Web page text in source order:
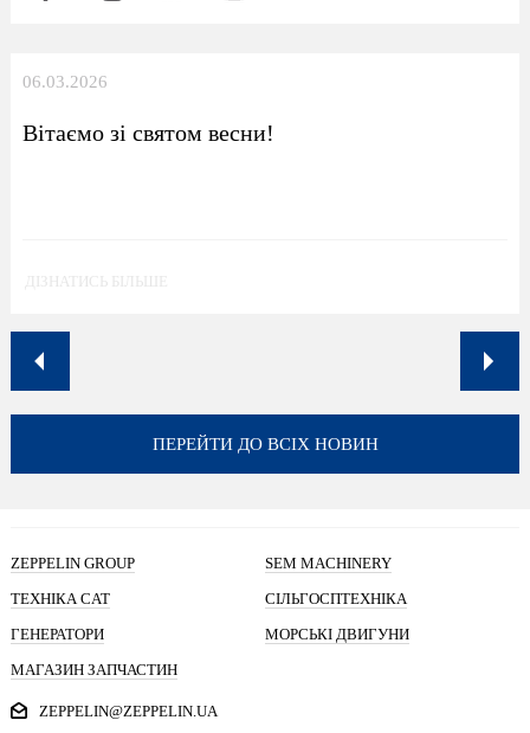
06.03.2026
Вітаємо зі святом весни!
ДІЗНАТИСЬ БІЛЬШЕ
ПЕРЕЙТИ ДО ВСІХ НОВИН
ZEPPELIN GROUP
SEM MACHINERY
ТЕХНІКА CAT
СІЛЬГОСПТЕХНІКА
ГЕНЕРАТОРИ
МОРСЬКІ ДВИГУНИ
МАГАЗИН ЗАПЧАСТИН
ZEPPELIN@ZEPPELIN.UA